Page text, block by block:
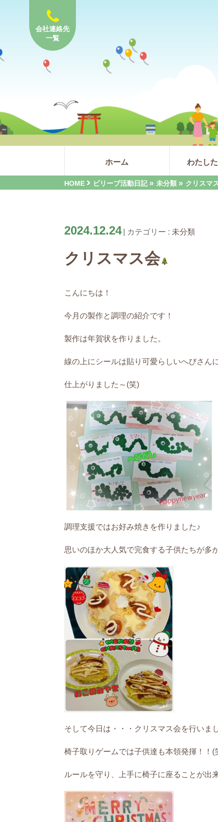
会社連絡先
一覧
ホーム わたし
HOME ビリーブ活動日記» 未分類 » クリスマ
2024.12.24 カテゴリー : 未分類
クリスマス会
こんにちは！
今月の製作と調理の紹介です！
製作は年賀状を作りました。
線の上にシールは貼り可愛らしいへびさん
仕上がりました～(笑)
調理支援ではお好み焼きを作りました♪
思いのほか大人気で完食する子供たちが多
そして今日は・・・クリスマス会を行い
椅子取りゲームでは子供達も本領発揮！！(
ルールを守り、上手に椅子に座ることが出